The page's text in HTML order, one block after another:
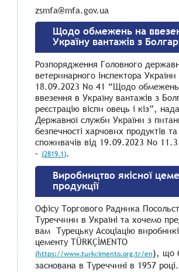
zsmfa@mfa.gov.ua
Щодо обмежень на
Україну вантажів з
Розпорядження Головного
ветеринарного інспектора України
18.09.2023 No 41 “Щодо обмежень
ввезення в Україну вантажів з
реєстрацію віспи овець і кіз”,
Державної служби України з
безпечності харчових продуктів та
споживачів від 19.09.2023 No
– (2819.1).
Виробництво якісної
продукції
Офісу Торгового Радника
Туреччини в Україні та хочемо
вам Турецьку Асоціацію
цементу TÜRKÇİMENTO
(https://www.turkcimento.org.tr/en), що
заснована в Туреччині в 1957 році.